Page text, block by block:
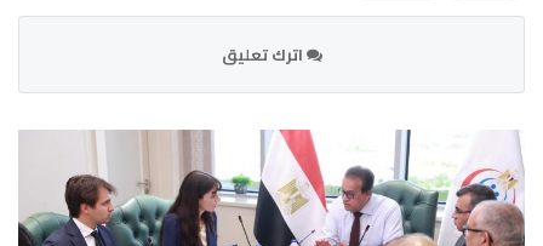
اترك تعليق